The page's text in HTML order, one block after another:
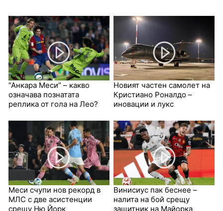
“Анкара Меси” – какво
означава познатата
реплика от гола на Лео?
Новият частен самолет на
Кристиано Роналдо –
иновации и лукс
Меси счупи нов рекорд в
МЛС с две асистенции
срещу Ню Йорк
Винисиус пак беснее –
налита на бой срещу
защитник на Майорка